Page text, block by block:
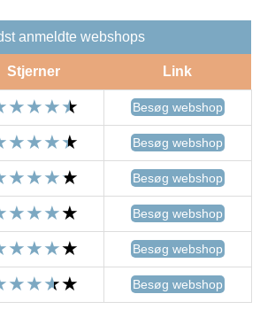
anmeldte webshops
Stjerner Link
Besøg webshop
Besøg webshop
Besøg webshop
Besøg webshop
Besøg webshop
Besøg webshop